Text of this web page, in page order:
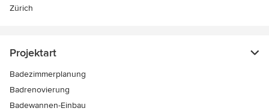
Zürich
Projektart
Badezimmerplanung
Badrenovierung
Badewannen-Einbau